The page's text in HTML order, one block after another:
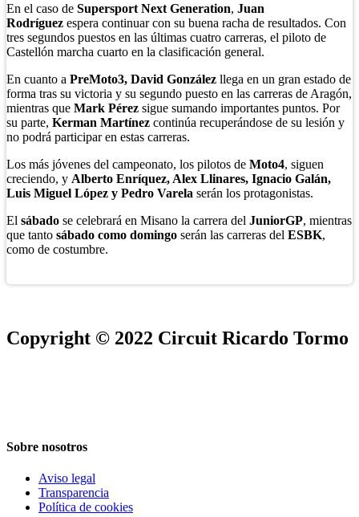
En el caso de Supersport Next Generation, Juan
Rodríguez espera continuar con su buena racha de resultados. Con
tres segundos puestos en las últimas cuatro carreras, el piloto de
Castellón marcha cuarto en la clasificación general.
En cuanto a PreMoto3, David González llega en un gran estado de
forma tras su victoria y su segundo puesto en las carreras de Aragón,
mientras que Mark Pérez sigue sumando importantes puntos. Por
su parte, Kerman Martínez continúa recuperándose de su lesión y
no podrá participar en estas carreras.
Los más jóvenes del campeonato, los pilotos de Moto4, siguen
creciendo, y Alberto Enríquez, Alex Llinares, Ignacio Galán,
Luis Miguel López y Pedro Varela serán los protagonistas.
El sábado se celebrará en Misano la carrera del JuniorGP, mientras
que tanto sábado como domingo serán las carreras del ESBK,
como de costumbre.
Copyright © 2022 Circuit Ricardo Tormo
Sobre nosotros
Aviso legal
Transparencia
Política de cookies